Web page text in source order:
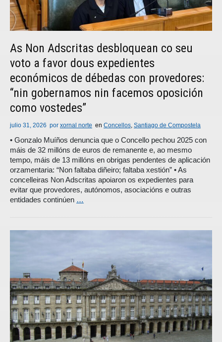
As Non Adscritas desbloquean co seu
voto a favor dous expedientes
económicos de débedas con provedores:
“nin gobernamos nin facemos oposición
como vostedes”
julio 31, 2026 por xornal norte en Concellos, Santiago de Compostela
• Gonzalo Muíños denuncia que o Concello pechou 2025 con
máis de 32 millóns de euros de remanente e, ao mesmo
tempo, máis de 13 millóns en obrigas pendentes de aplicación
orzamentaria: “Non faltaba diñeiro; faltaba xestión” • As
concelleiras Non Adscritas apoiaron os expedientes para
evitar que provedores, autónomos, asociacións e outras
entidades continúen …